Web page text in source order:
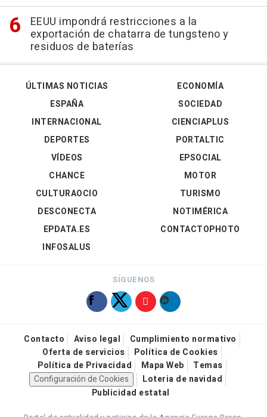
EEUU impondrá restricciones a la
exportación de chatarra de tungsteno y
residuos de baterías
ÚLTIMAS NOTICIAS
ESPAÑA
INTERNACIONAL
DEPORTES
VÍDEOS
ECONOMÍA
SOCIEDAD
CIENCIAPLUS
PORTALTIC
EPSOCIAL
CHANCE
CULTURAOCIO
DESCONECTA
EPDATA.ES
INFOSALUS
MOTOR
TURISMO
NOTIMÉRICA
CONTACTOPHOTO
SÍGUENOS
Contacto Aviso legal
Cumplimiento normativo
Oferta de servicios
Política de Cookies
Política de Privacidad
Mapa Web
Temas
Configuración de Cookies
Loteria de navidad
Publicidad estatal